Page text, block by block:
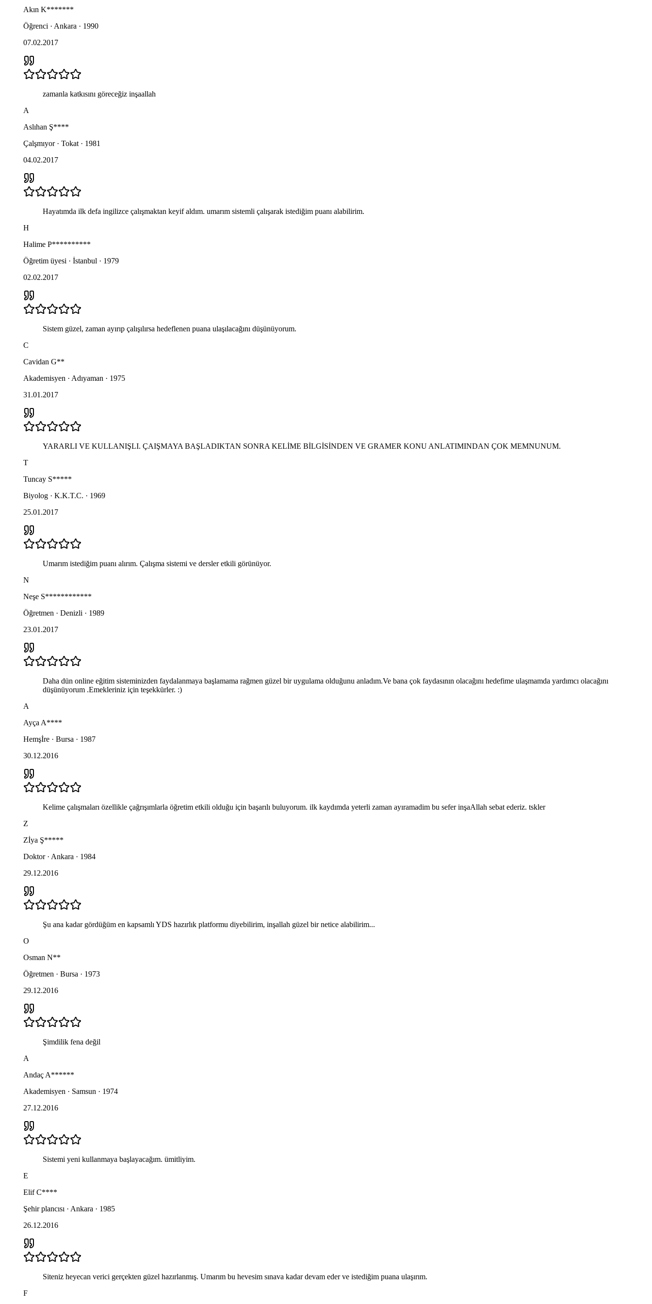
Akın K*******
Öğrenci · Ankara · 1990
07.02.2017
zamanla katkısını göreceğiz inşaallah
A
Aslıhan Ş****
Çalşmıyor · Tokat · 1981
04.02.2017
Hayatımda ilk defa ingilizce çalışmaktan keyif aldım. umarım sistemli çalışarak istediğim puanı alabilirim.
H
Halime P**********
Öğretim üyesi · İstanbul · 1979
02.02.2017
Sistem güzel, zaman ayırıp çalışılırsa hedeflenen puana ulaşılacağını düşünüyorum.
C
Cavidan G**
Akademisyen · Adıyaman · 1975
31.01.2017
YARARLI VE KULLANIŞLI. ÇAIŞMAYA BAŞLADIKTAN SONRA KELİME BİLGİSİNDEN VE GRAMER KONU ANLATIMINDAN ÇOK MEMNUNUM.
T
Tuncay S*****
Biyolog · K.K.T.C. · 1969
25.01.2017
Umarım istediğim puanı alırım. Çalışma sistemi ve dersler etkili görünüyor.
N
Neşe S************
Öğretmen · Denizli · 1989
23.01.2017
Daha dün online eğitim sisteminizden faydalanmaya başlamama rağmen güzel bir uygulama olduğunu anladım.Ve bana çok faydasının olacağını hedefime ulaşmamda yardımcı olacağını
düşünüyorum .Emekleriniz için teşekkürler. :)
A
Ayça A****
Hemşİre · Bursa · 1987
30.12.2016
Kelime çalışmaları özellikle çağrışımlarla öğretim etkili olduğu için başarılı buluyorum. ilk kaydımda yeterli zaman ayıramadim bu sefer inşaAllah sebat ederiz. tskler
Z
Zİya Ş*****
Doktor · Ankara · 1984
29.12.2016
Şu ana kadar gördüğüm en kapsamlı YDS hazırlık platformu diyebilirim, inşallah güzel bir netice alabilirim...
O
Osman N**
Öğretmen · Bursa · 1973
29.12.2016
Şimdilik fena değil
A
Andaç A******
Akademisyen · Samsun · 1974
27.12.2016
Sistemi yeni kullanmaya başlayacağım. ümitliyim.
E
Elif C****
Şehir plancısı · Ankara · 1985
26.12.2016
Siteniz heyecan verici gerçekten güzel hazırlanmış. Umarım bu hevesim sınava kadar devam eder ve istediğim puana ulaşırım.
F